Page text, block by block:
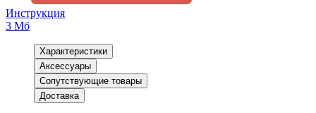
Инструкция
3 Мб
Характеристики
Аксессуары
Сопутствующие товары
Доставка